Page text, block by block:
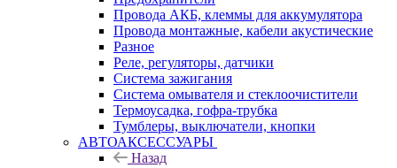
Провода АКБ, клеммы для аккумулятора
Провода монтажные, кабели акустические
Разное
Реле, регуляторы, датчики
Система зажигания
Система омывателя и стеклоочистители
Термоусадка, гофра-трубка
Тумблеры, выключатели, кнопки
АВТОАКСЕССУАРЫ
Назад